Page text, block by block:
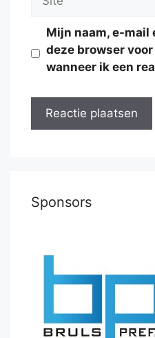
Mijn naam, e-mail
deze browser
wanneer ik een
Sponsors